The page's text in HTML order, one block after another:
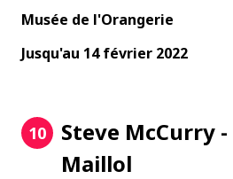
Musée de l'Orangerie
Jusqu'au 14 février 2022
10
Steve McCurry
Maillol